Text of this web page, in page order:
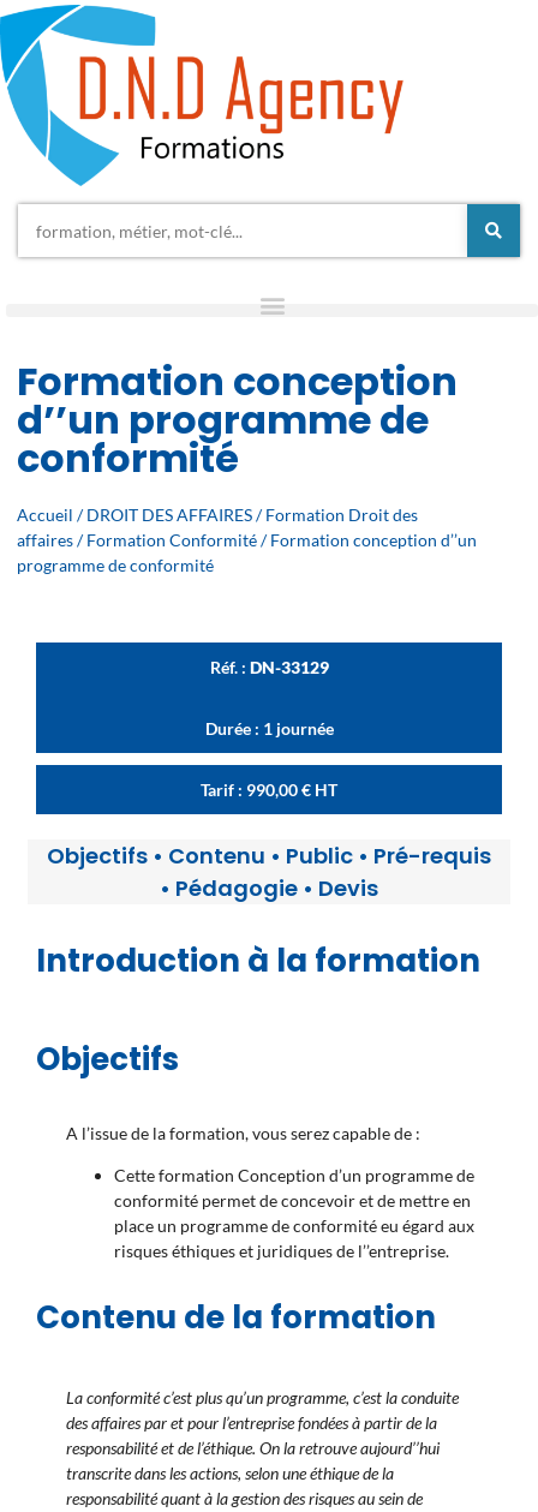
Formation conception
d’’un programme de
conformité
Accueil /DROIT DES AFFAIRES/Formation Droit des
affaires/Formation Conformité/ Formation conception d’’un
programme de conformité
Réf. : DN-33129
Durée : 1 journée
Tarif : 990,00€ HT
Objectifs • Contenu • Public • Pré-requis
• Pédagogie • Devis
Introduction à la formation
Objectifs
A l’issue de la formation, vous serez capable de :
Cette formation Conception d’un programme de
conformité permet de concevoir et de mettre en
place un programme de conformité eu égard aux
risques éthiques et juridiques de l’’entreprise.
Contenu de la formation
La conformité c’est plus qu’un programme, c’est la conduite
des affaires par et pour l’entreprise fondées à partir de la
responsabilité et de l’éthique. On la retrouve aujourd’’hui
transcrite dans les actions, selon une éthique de la
responsabilité quant à la gestion des risques au sein de